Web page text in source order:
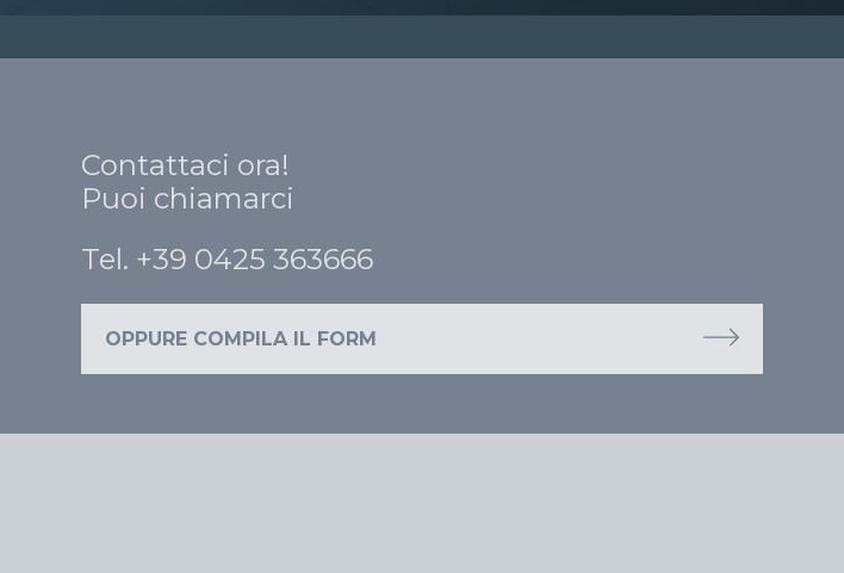
Contattaci ora!
Puoi chiamarci
Tel. +39 0425 363666
OPPURE COMPILA IL FORM